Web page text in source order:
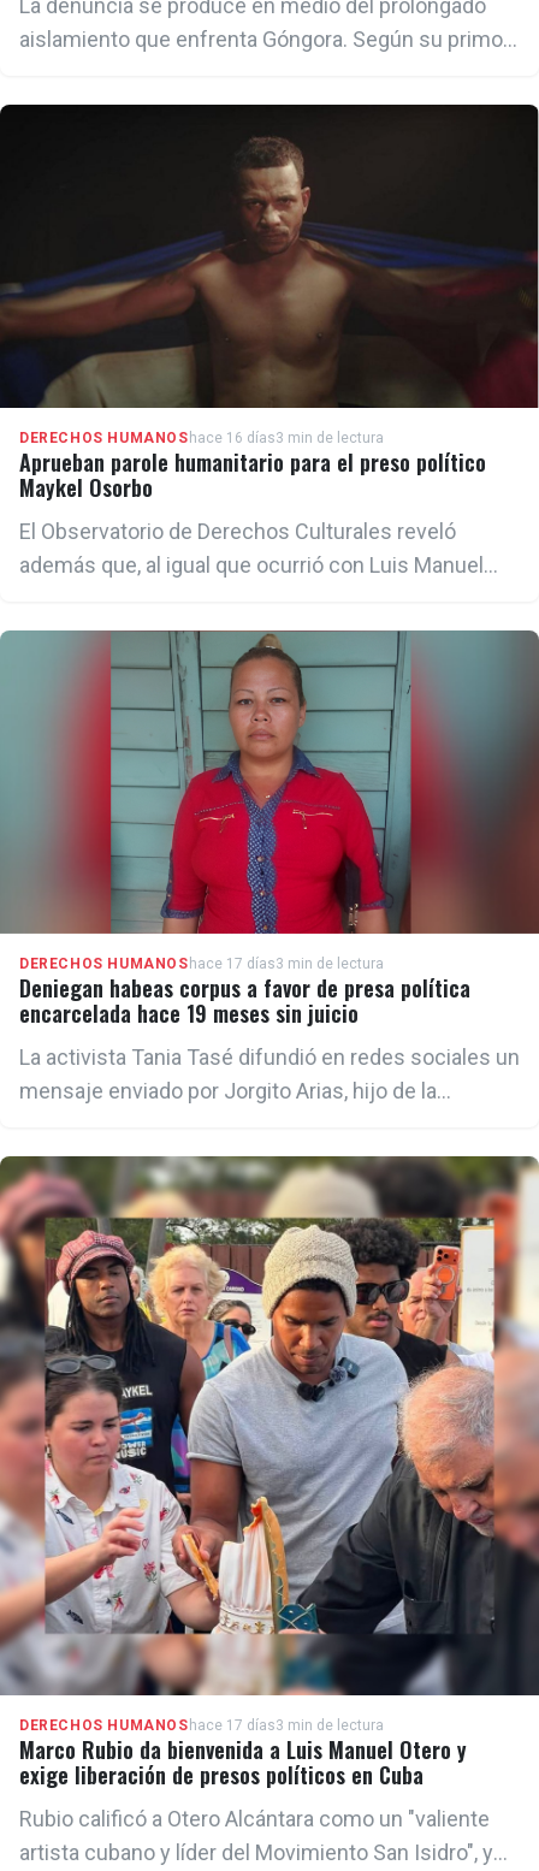
La denuncia se produce en medio del prolongado
aislamiento que enfrenta Góngora. Según su primo,
sus hijos, quienes residen en La Habana.
DERECHOS HUMANOS hace 16 días3 min de lectura
Aprueban parole humanitario para el preso político
Maykel Osorbo
El Observatorio de Derechos Culturales reveló
además que, al igual que ocurrió con Luis Manuel
aprobado un parole humanitario para viajar a Estados
DERECHOS HUMANOS hace 17 días3 min de lectura
Deniegan habeas corpus a favor de presa política
encarcelada hace 19 meses sin juicio
La activista Tania Tasé difundió en redes sociales un
mensaje enviado por Jorgito Arias, hijo de la
situación de su madre. "Ayúdame a denunciar lo que
pasa con mi mamá, no la quieren soltar bajo ninguna
circunstancia y tengo miedo de lo que le pueda
pasar en prisión", escribió el joven.
DERECHOS HUMANOS hace 17 días3 min de lectura
Marco Rubio da bienvenida a Luis Manuel Otero y
exige liberación de presos políticos en Cuba
Rubio calificó a Otero Alcántara como un "valiente
artista cubano y líder del Movimiento San Isidro", y